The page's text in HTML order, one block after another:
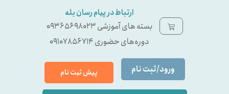
ارتباط در پیام رسان بله
بسته ‌های آموزشی 09365698023
دوره‌های حضوری 09107856714
ورود/ثبت نام پیش ثبت نام